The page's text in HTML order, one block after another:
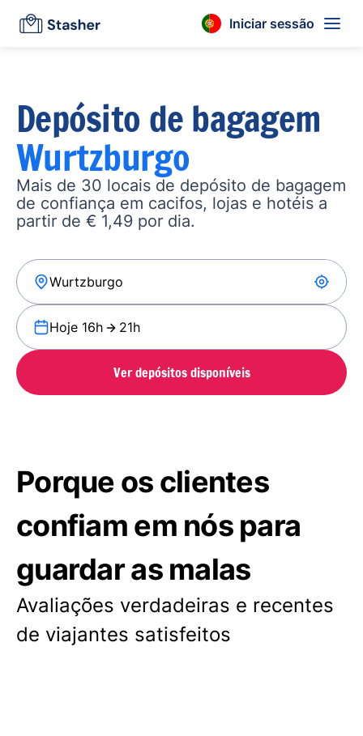
Iniciar sessão
Depósito de bagagem
Wurtzburgo
Mais de 30 locais de depósito de bagagem
de confiança em cacifos, lojas e hotéis a
partir de € 1,49 por dia.
Hoje 16h 21h
Ver depósitos disponíveis
Porque os clientes
confiam em nós para
guardar as malas
Avaliações verdadeiras e recentes
de viajantes satisfeitos